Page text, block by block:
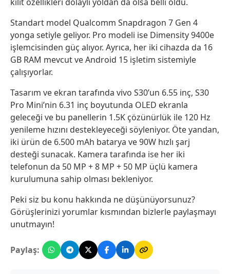
Standart model Qualcomm Snapdragon 7 Gen 4
yonga setiyle geliyor. Pro modeli ise Dimensity 9400e
işlemcisinden güç alıyor. Ayrıca, her iki cihazda da 16
GB RAM mevcut ve Android 15 işletim sistemiyle
çalışıyorlar.
Tasarım ve ekran tarafında vivo S30’un 6.55 inç, S30
Pro Mini’nin 6.31 inç boyutunda OLED ekranla
geleceği ve bu panellerin 1.5K çözünürlük ile 120 Hz
yenileme hızını destekleyeceği söyleniyor. Öte yandan,
iki ürün de 6.500 mAh batarya ve 90W hızlı şarj
desteği sunacak. Kamera tarafında ise her iki
telefonun da 50 MP + 8 MP + 50 MP üçlü kamera
kurulumuna sahip olması bekleniyor.
Peki siz bu konu hakkında ne düşünüyorsunuz?
Görüşlerinizi yorumlar kısmından bizlerle paylaşmayı
unutmayın!
Paylaş: